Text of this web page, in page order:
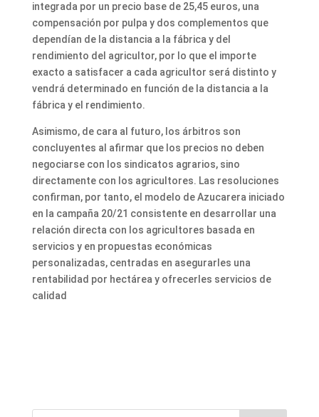
integrada por un precio base de 25,45 euros, una
compensación por pulpa y dos complementos que
dependían de la distancia a la fábrica y del
rendimiento del agricultor, por lo que el importe
exacto a satisfacer a cada agricultor será distinto y
vendrá determinado en función de la distancia a la
fábrica y el rendimiento.
Asimismo, de cara al futuro, los árbitros son
concluyentes al afirmar que los precios no deben
negociarse con los sindicatos agrarios, sino
directamente con los agricultores. Las resoluciones
confirman, por tanto, el modelo de Azucarera iniciado
en la campaña 20/21 consistente en desarrollar una
relación directa con los agricultores basada en
servicios y en propuestas económicas
personalizadas, centradas en asegurarles una
rentabilidad por hectárea y ofrecerles servicios de
calidad